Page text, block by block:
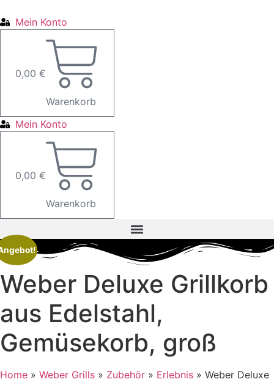
InhaltMein Konto
0,00 €
Warenkorb
Mein Konto
0,00 €
Warenkorb
Weber Deluxe Grillkorb
aus Edelstahl,
Gemüsekorb, groß
Home » Weber Grills » Zubehör » Erlebnis » Weber Deluxe